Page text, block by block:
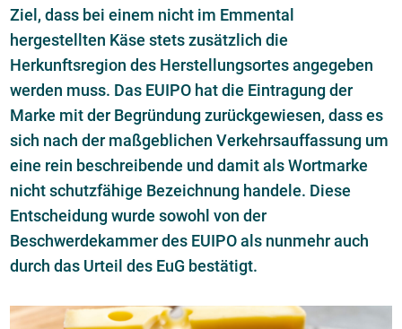
Ziel, dass bei einem nicht im Emmental
hergestellten Käse stets zusätzlich die
Herkunftsregion des Herstellungsortes angegeben
werden muss. Das EUIPO hat die Eintragung der
Marke mit der Begründung zurückgewiesen, dass es
sich nach der maßgeblichen Verkehrsauffassung um
eine rein beschreibende und damit als Wortmarke
nicht schutzfähige Bezeichnung handele. Diese
Entscheidung wurde sowohl von der
Beschwerdekammer des EUIPO als nunmehr auch
durch das Urteil des EuG bestätigt.